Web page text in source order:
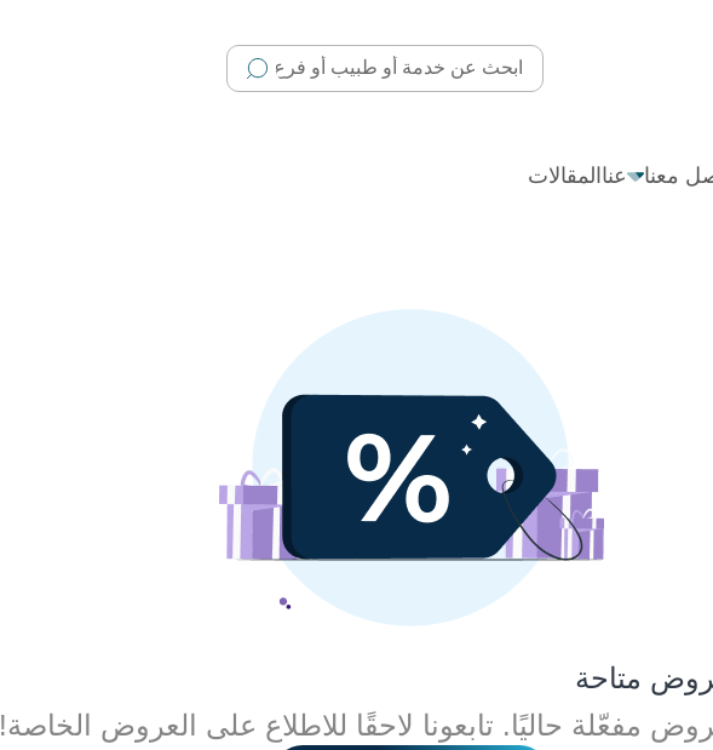
معنا عناالمقالات
متاحة
مفعّلة حاليًا. تابعونا لاحقًا للاطلاع على العروض الخاصة!